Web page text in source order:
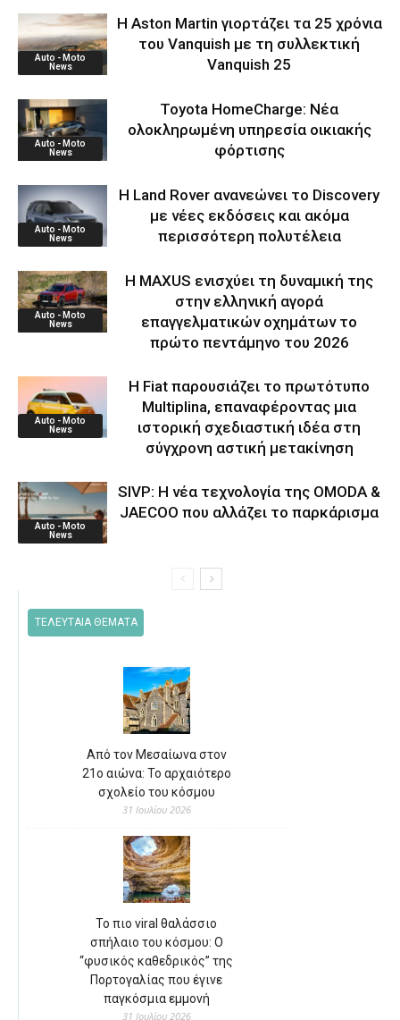
Auto - Moto
News
Η Aston Martin γιορτάζει τα 25 χρόνια
του Vanquish με τη συλλεκτική
Vanquish 25
Auto - Moto
News
Toyota HomeCharge: Νέα
ολοκληρωμένη υπηρεσία οικιακής
φόρτισης
Auto - Moto
News
Η Land Rover ανανεώνει το Discovery
με νέες εκδόσεις και ακόμα
περισσότερη πολυτέλεια
Auto - Moto
News
Η MAXUS ενισχύει τη δυναμική της
στην ελληνική αγορά
επαγγελματικών οχημάτων το
πρώτο πεντάμηνο του 2026
Auto - Moto
News
Η Fiat παρουσιάζει το πρωτότυπο
Multiplina, επαναφέροντας μια
ιστορική σχεδιαστική ιδέα στη
σύγχρονη αστική μετακίνηση
Auto - Moto
News
SIVP: Η νέα τεχνολογία της OMODA &
JAECOO που αλλάζει το παρκάρισμα
ΤΕΛΕΥΤΑΙΑ ΘΕΜΑΤΑ
Από τον Μεσαίωνα στον
21ο αιώνα: Το αρχαιότερο
σχολείο του κόσμου
31 Ιουλίου 2026
Το πιο viral θαλάσσιο
σπήλαιο του κόσμου: Ο
“φυσικός καθεδρικός” της
Πορτογαλίας που έγινε
παγκόσμια εμμονή
31 Ιουλίου 2026